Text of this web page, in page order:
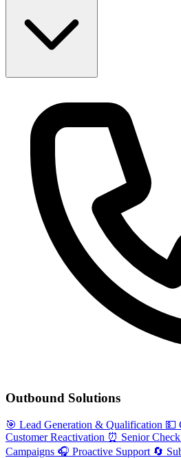
Outbound Solutions
🎯 Lead Generation & Qualification 💵
Customer Reactivation ⏰ Senior
Campaigns 🎧 Proactive Support 🔄